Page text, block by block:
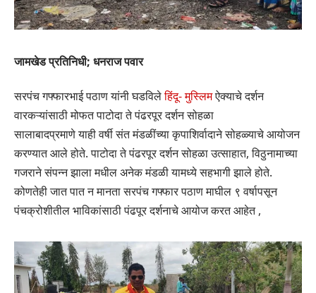
जामखेड प्रतिनिधी; धनराज पवार
सरपंच गफ्फारभाई पठाण यांनी घडविलेहिंदू- मुस्लिमऐक्याचे दर्शन
वारकऱ्यांसाठी मोफत पाटोदा ते पंढरपूर दर्शन सोहळा
सालाबादप्रमाणे याही वर्षी संत मंडळींच्या कृपाशिर्वादाने सोहळ्याचे आयोजन
करण्यात आले होते. पाटोदा ते पंढरपूर दर्शन सोहळा उत्साहात, विठुनामाच्या
गजराने संपन्न झाला मधील अनेक मंडळी यामध्ये सहभागी झाले होते.
कोणतेही जात पात न मानता सरपंच गफ्फार पठाण माघील ९ वर्षापसून
पंचक्रोशीतील भाविकांसाठी पंढपूर दर्शनाचे आयोज करत आहेत ,